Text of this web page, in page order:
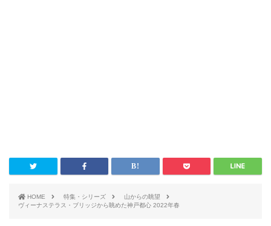
HOME 特集・シリーズ
山からの眺望
ヴィーナステラス・ブリッジから眺めた神戸都心 2022年春